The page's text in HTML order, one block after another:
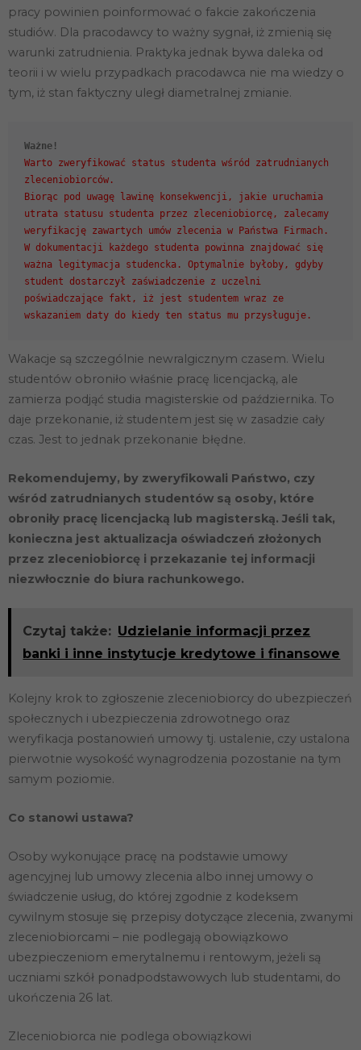
pracy powinien poinformować o fakcie zakończenia
studiów. Dla pracodawcy to ważny sygnał, iż zmienią się
warunki zatrudnienia. Praktyka jednak bywa daleka od
teorii i w wielu przypadkach pracodawca nie ma wiedzy o
tym, iż stan faktyczny uległ diametralnej zmianie.
Ważne!
Warto zweryfikować status studenta wśród zatrudnianych
zleceniobiorców.
Biorąc pod uwagę lawinę konsekwencji, jakie uruchamia
utrata statusu studenta przez zleceniobiorcę, zalecamy
weryfikację zawartych umów zlecenia w Państwa Firmach.
W dokumentacji każdego studenta powinna znajdować się
ważna legitymacja studencka. Optymalnie byłoby, gdyby
student dostarczył zaświadczenie z uczelni
poświadczające fakt, iż jest studentem wraz ze
Wakacje są szczególnie newralgicznym czasem. Wielu
studentów obroniło właśnie pracę licencjacką, ale
zamierza podjąć studia magisterskie od października. To
daje przekonanie, iż studentem jest się w zasadzie cały
czas. Jest to jednak przekonanie błędne.
Rekomendujemy, by zweryfikowali Państwo, czy
wśród zatrudnianych studentów są osoby, które
obroniły pracę licencjacką lub magisterską. Jeśli tak,
konieczna jest aktualizacja oświadczeń złożonych
przez zleceniobiorcę i przekazanie tej informacji
niezwłocznie do biura rachunkowego.
Czytaj także: Udzielanie informacji przez
banki i inne instytucje kredytowe i finansowe
Kolejny krok to zgłoszenie zleceniobiorcy do ubezpieczeń
społecznych i ubezpieczenia zdrowotnego oraz
weryfikacja postanowień umowy tj. ustalenie, czy ustalona
pierwotnie wysokość wynagrodzenia pozostanie na tym
samym poziomie.
Co stanowi ustawa?
Osoby wykonujące pracę na podstawie umowy
agencyjnej lub umowy zlecenia albo innej umowy o
świadczenie usług, do której zgodnie z kodeksem
cywilnym stosuje się przepisy dotyczące zlecenia, zwanymi
zleceniobiorcami – nie podlegają obowiązkowo
ubezpieczeniom emerytalnemu i rentowym, jeżeli są
uczniami szkół ponadpodstawowych lub studentami, do
ukończenia 26 lat.
Zleceniobiorca nie podlega obowiązkowi